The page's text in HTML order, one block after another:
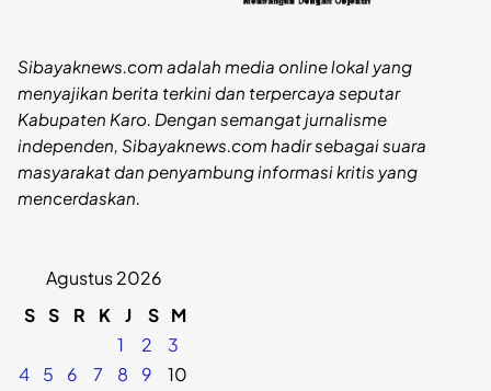
Sibayaknews.com adalah media online lokal yang
menyajikan berita terkini dan terpercaya seputar
Kabupaten Karo. Dengan semangat jurnalisme
independen, Sibayaknews.com hadir sebagai suara
masyarakat dan penyambung informasi kritis yang
mencerdaskan.
Agustus 2026
S S R K J S M
1
2
3
4
5 6 7 8 9
10